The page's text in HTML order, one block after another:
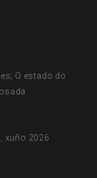
O estado do
xuño 2026